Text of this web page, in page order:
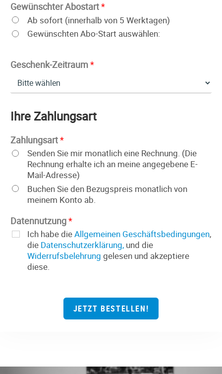
Gewünschter Abostart*
Ab sofort (innerhalb von 5 Werktagen)
Gewünschten Abo-Start auswählen:
Geschenk-Zeitraum*
Ihre Zahlungsart
Zahlungsart*
Senden Sie mir monatlich eine Rechnung. (Die
Rechnung erhalte ich an meine angegebene E-
Mail-Adresse)
Buchen Sie den Bezugspreis monatlich von
meinem Konto ab.
Datennutzung*
Ich habe dieAllgemeinen Geschäftsbedingungen,
die Datenschutzerklärung, und die
Widerrufsbelehrung gelesen und akzeptiere
diese.
JETZT BESTELLEN!